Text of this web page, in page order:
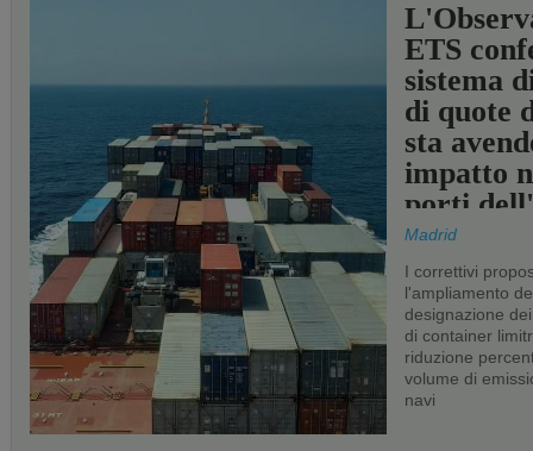
ETS
sistema
di quote
sta
impatto
porti
Madrid
I correttivi
l'ampliamento
designazione
di container
riduzione
volume di
navi